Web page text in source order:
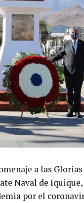
a las
Naval de
por el